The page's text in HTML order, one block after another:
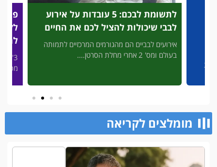
לתשומת לבכם: 5 עובדות על אירוע
לבבי שיכולות להציל לכם את החיים
אירועים לבביים הם מהגורמים המרכזיים לתמותה
בעולם ומס' 2 אחרי מחלת הסרטן....
3' דק
מסכן
מומלצים לקריאה​